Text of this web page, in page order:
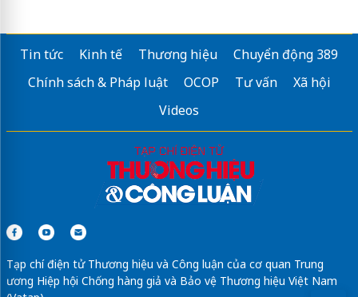
Tin tức Kinh tế Thương hiệu
Chuyển động 389
Chính sách & Pháp luật
OCOP Tư vấn
Xã hội
Videos
Tạp chí điện tử Thương hiệu và Công luận của cơ quan Trung
ương Hiệp hội Chống hàng giả và Bảo vệ Thương hiệu Việt Nam